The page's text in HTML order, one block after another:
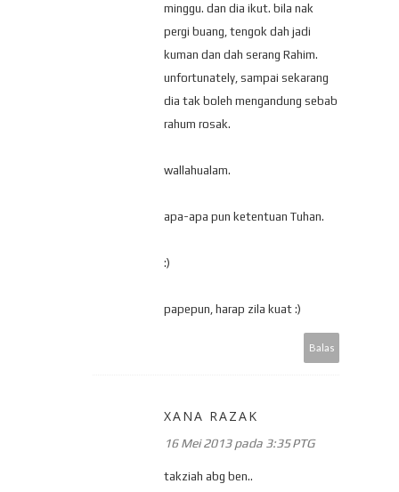
minggu. dan dia ikut. bila nak
pergi buang, tengok dah jadi
kuman dan dah serang Rahim.
unfortunately, sampai sekarang
dia tak boleh mengandung sebab
rahum rosak.
wallahualam.
apa-apa pun ketentuan Tuhan.
:)
papepun, harap zila kuat :)
Balas
XANA RAZAK
16 Mei 2013 pada 3:35 PTG
takziah abg ben..